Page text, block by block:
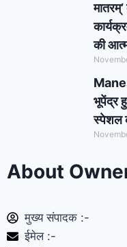
की
भूपेंद्र
स्पेशल
About
मुख्य संपादक :-
ईमेल :-